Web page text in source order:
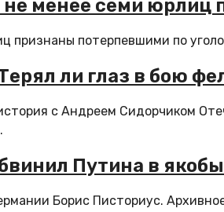
менее семи юрлиц
признаны потерпевшими по
ли глаз в бою
с Андреем Сидорчиком
Путина в
Борис Писториус.